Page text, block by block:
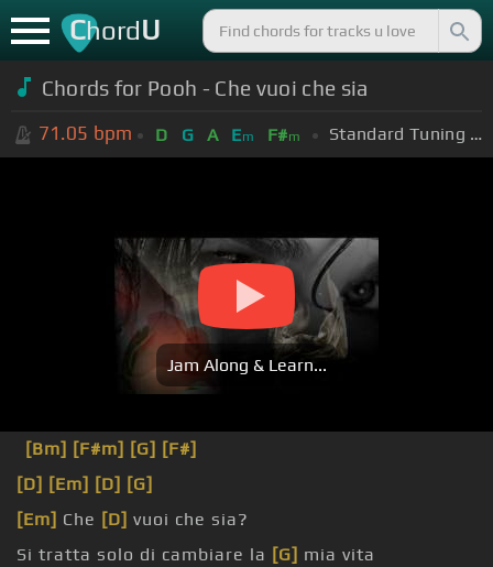
ChordU
Chords for Pooh - Che vuoi che sia
71.05 bpm D G A Em F#m Standard Tuning (EADGBE)
Jam Along & Learn...
[Bm] [F#m] [G] [F#]
[D] [Em] [D] [G]
[Em] Che [D] vuoi che sia?
Si tratta solo di cambiare la [G] mia vita